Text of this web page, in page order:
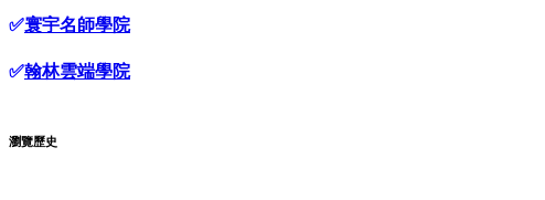
✅寰宇名師學院
✅翰林雲端學院
瀏覽歷史